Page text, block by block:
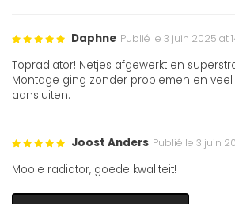
Daphne Publié le 3 juin 2025 at
Topradiator! Netjes afgewerkt en
Montage ging zonder problemen en
aansluiten.
Joost Anders Publié le 3 juin
Mooie radiator, goede kwaliteit!